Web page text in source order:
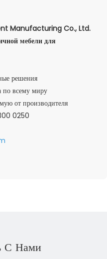
Manufacturing Co., Ltd.
мебели для
решения
по всему миру
от производителя
0250
С Нами